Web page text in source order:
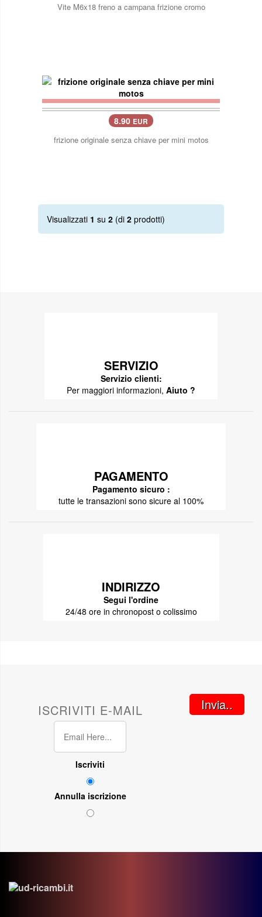
Vite M6x18 freno a campana frizione cromo
8.90 EUR
frizione originale senza chiave per mini motos
Visualizzati 1 su 2 (di 2 prodotti)
SERVIZIO
Servizio clienti:
Per maggiori informazioni, Aiuto ?
PAGAMENTO
Pagamento sicuro :
tutte le transazioni sono sicure al 100%
INDIRIZZO
Segui l'ordine
24/48 ore in chronopost o colissimo
ISCRIVITI E-MAIL
Iscriviti
Annulla iscrizione
Invia..